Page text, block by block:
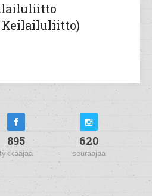
895
tykkääjää
620
seuraajaa